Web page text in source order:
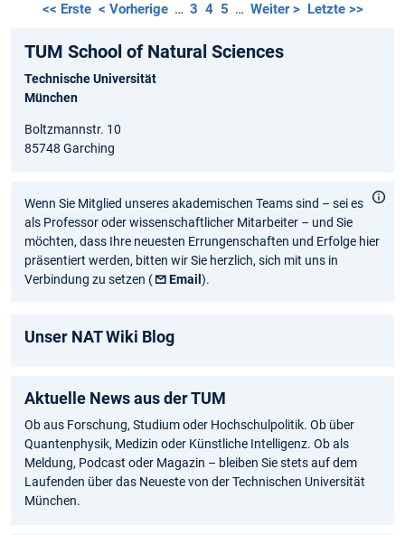
<< Erste < Vorherige … 3 4 5 … Weiter > Letzte >>
TUM School of Natural Sciences
Technische Universität
München
Boltzmannstr. 10
85748 Garching
Wenn Sie Mitglied unseres akademischen Teams sind – sei es
als Professor oder wissenschaftlicher Mitarbeiter – und Sie
möchten, dass Ihre neuesten Errungenschaften und Erfolge hier
präsentiert werden, bitten wir Sie herzlich, sich mit uns in
Verbindung zu setzen (
Email).
Unser NAT Wiki Blog
Aktuelle News aus der TUM
Ob aus Forschung, Studium oder Hochschulpolitik. Ob über
Quantenphysik, Medizin oder Künstliche Intelligenz. Ob als
Meldung, Podcast oder Magazin – bleiben Sie stets auf dem
Laufenden über das Neueste von der Technischen Universität
München.